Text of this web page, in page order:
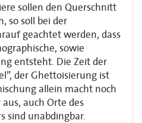
sollen den Querschnitt
so soll bei der
geachtet werden, dass
sowie
entsteht. Die Zeit der
der Ghettoisierung ist
allein macht noch
auch Orte des
sind unabdingbar.